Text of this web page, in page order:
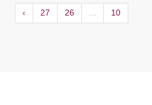
10
...
26
27
›